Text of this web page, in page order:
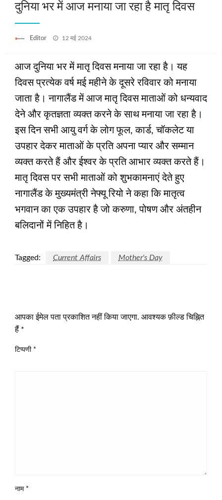
दुनिया भर में आज मनाया जा रहा है मातृ दिवस
Editor
Posted
12 मई 2024
आज दुनिया भर में मातृ दिवस मनाया जा रहा है। यह
दिवस प्रत्येक वर्ष मई महीने के दूसरे रविवार को मनाया
जाता है। नागालैंड में आज मातृ दिवस माताओं को धन्यवाद
देने और कृतज्ञता व्‍यक्‍त करने के साथ मनाया जा रहा है।
इस दिन सभी आयु वर्ग के लोग फूल, कार्ड, चॉकलेट या
उपहार देकर माताओं के प्रति अपना प्यार और सम्मान
व्यक्त करते हैं और ईश्‍वर के प्रति आभार व्‍यक्‍त करते हैं।
मातृ दिवस पर सभी माताओं को शुभकामनाएं देते हुए
नागालैंड के मुख्यमंत्री नेफ्यू रियो ने कहा कि मातृत्व
भगवान का एक उपहार है जो करुणा, पोषण और अंतहीन
बलिदानों में निहित है।
Tagged: Current Affairs Mother's Day
आपका ईमेल पता प्रकाशित नहीं किया जाएगा. आवश्यक फ़ील्ड चिह्नित
हैं *
टिप्पणी *
नाम *